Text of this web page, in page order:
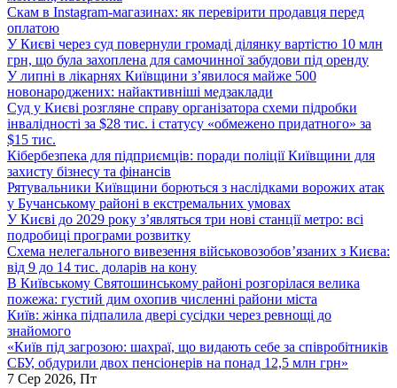
Скам в Instagram-магазинах: як перевірити продавця перед
оплатою
У Києві через суд повернули громаді ділянку вартістю 10 млн
грн, що була захоплена для самочинної забудови під оренду
У липні в лікарнях Київщини з’явилося майже 500
новонароджених: найактивніші медзаклади
Суд у Києві розгляне справу організатора схеми підробки
інвалідності за $28 тис. і статусу «обмежено придатного» за
$15 тис.
Кібербезпека для підприємців: поради поліції Київщини для
захисту бізнесу та фінансів
Рятувальники Київщини борються з наслідками ворожих атак
у Бучанському районі в екстремальних умовах
У Києві до 2029 року з’являться три нові станції метро: всі
подробиці програми розвитку
Схема нелегального вивезення військовозобов’язаних з Києва:
від 9 до 14 тис. доларів на кону
В Київському Святошинському районі розгорілася велика
пожежа: густий дим охопив численні райони міста
Київ: жінка підпалила двері сусідки через ревнощі до
знайомого
«Київ під загрозою: шахраї, що видають себе за співробітників
СБУ, обдурили двох пенсіонерів на понад 12,5 млн грн»
7 Сер 2026, Пт